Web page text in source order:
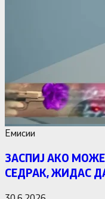
Емисии
ЗАСПИЈ АКО
СЕДРАК, ЖИДАС